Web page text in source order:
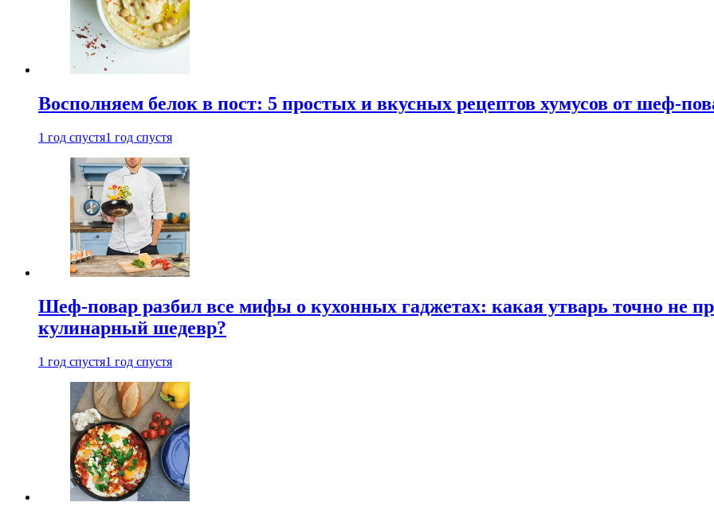
Восполняем белок в пост: 5 простых и вкусных рецептов хумусов от шеф-
1 год спустя1 год спустя
Шеф-повар разбил все мифы о кухонных гаджетах: какая утварь точно не
кулинарный шедевр?
1 год спустя1 год спустя